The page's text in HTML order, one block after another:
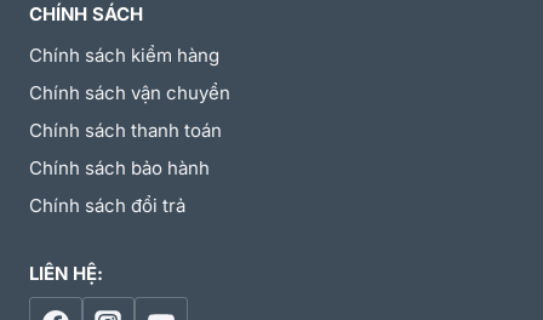
CHÍNH SÁCH
Chính sách kiểm hàng
Chính sách vận chuyển
Chính sách thanh toán
Chính sách bảo hành
Chính sách đổi trả
LIÊN HỆ: